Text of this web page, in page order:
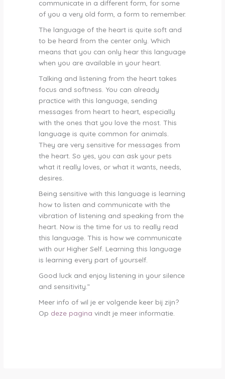
communicate in a different form, for some
of you a very old form, a form to remember.
The language of the heart is quite soft and
to be heard from the center only. Which
means that you can only hear this language
when you are available in your heart.
Talking and listening from the heart takes
focus and softness. You can already
practice with this language, sending
messages from heart to heart, especially
with the ones that you love the most. This
language is quite common for animals.
They are very sensitive for messages from
the heart. So yes, you can ask your pets
what it really loves, or what it wants, needs,
desires.
Being sensitive with this language is learning
how to listen and communicate with the
vibration of listening and speaking from the
heart. Now is the time for us to really read
this language. This is how we communicate
with our Higher Self. Learning this language
is learning every part of yourself.
Good luck and enjoy listening in your silence
and sensitivity.”
Meer info of wil je er volgende keer bij zijn?
Op deze pagina vindt je meer informatie.